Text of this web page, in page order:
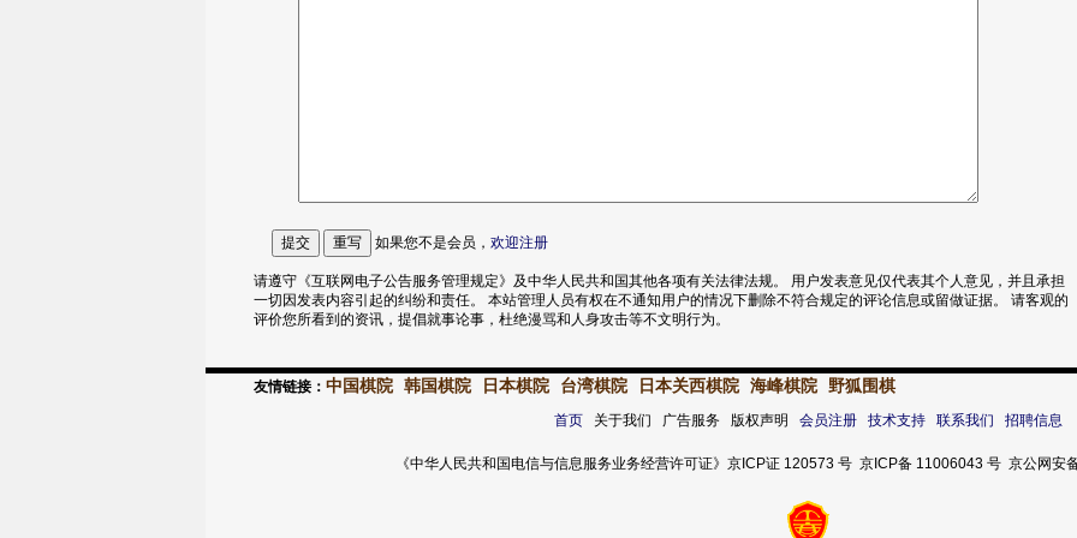
如果您不是会员， 欢迎注册
请遵守《互联网电子公告服务管理规定》及中华人民共和国其他各项有关法律法规。 用户发表意见仅代表其个人意见，并且承担
一切因发表内容引起的纠纷和责任。 本站管理人员有权在不通知用户的情况下删除不符合规定的评论信息或留做证据。 请客观的
评价您所看到的资讯，提倡就事论事，杜绝漫骂和人身攻击等不文明行为。
友情链接： 中国棋院 韩国棋院 日本棋院 台湾棋院 日本关西棋院 海峰棋院 野狐围棋
首页关于我们 广告服务 版权声明 会员注册 技术支持 联系我们 招聘信息
《中华人民共和国电信与信息服务业务经营许可证》京ICP证 120573 号 京ICP备 11006043 号 京公网安